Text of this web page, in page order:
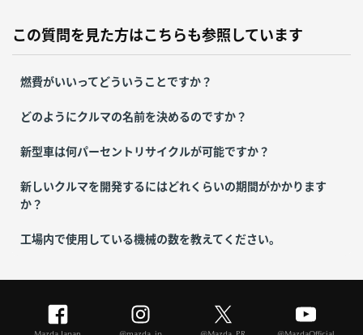
この質問を見た方はこちらも参照しています
燃費がいいってどういうことですか？
どのようにクルマの名前を決めるのですか？
新型車は何パーセントリサイクルが可能ですか？
新しいクルマを開発するにはどれくらいの期間がかかります
か？
工場内で使用している機械の数を教えてください。